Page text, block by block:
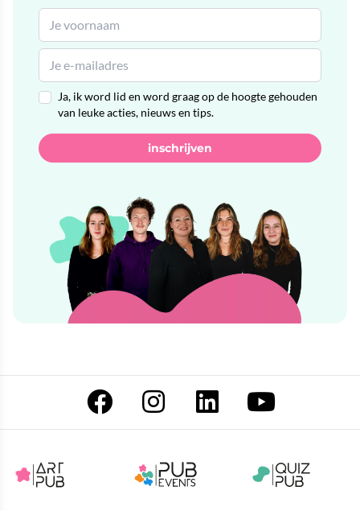
Ja, ik word lid en word graag op de hoogte gehouden
van leuke acties, nieuws en tips.